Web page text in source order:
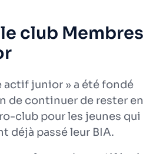
club Membres
actif junior » a été fondé
de continuer de rester en
club pour les jeunes qui
déjà passé leur BIA.